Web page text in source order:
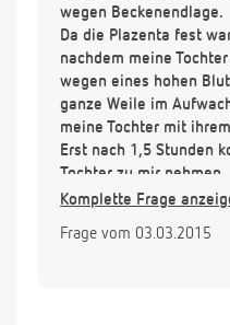
wegen Beckenendlage.
Da die Plazenta fest
nachdem meine
wegen eines hohen
ganze Weile im
meine Tochter mit
Erst nach 1,5 Stunden
Tochter zu mir nehmen.
Über ein Bonding nach
Jetzt mit fast 5 Jahren
Komplette Frage
Frage vom 03.03.2015